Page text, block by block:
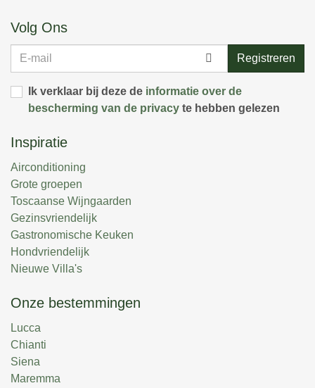
Volg Ons
E-
Registreren
Ik verklaar bij deze de informatie over de
bescherming van de privacy te hebben gelezen
Inspiratie
Airconditioning
Grote groepen
Toscaanse Wijngaarden
Gezinsvriendelijk
Gastronomische Keuken
Hondvriendelijk
Nieuwe Villa's
Onze bestemmingen
Lucca
Chianti
Siena
Maremma